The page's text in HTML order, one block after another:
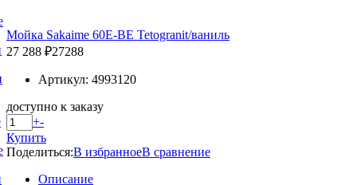
Мойка Sakaime 60E-BE Tetogranit/ваниль
27 288 ₽27288
Артикул: 4993120
доступно к заказу
+-
Купить
Поделиться:В избранноеВ сравнение
Описание